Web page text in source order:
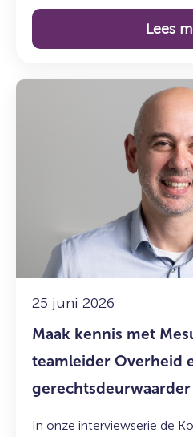
Lees
25 juni 2026
Maak kennis met
teamleider Overheid
gerechtsdeurwaarder
In onze interviewserie de
Lees
teamleider
Overheid
en
gerechtsdeurwaarder
Syncasso